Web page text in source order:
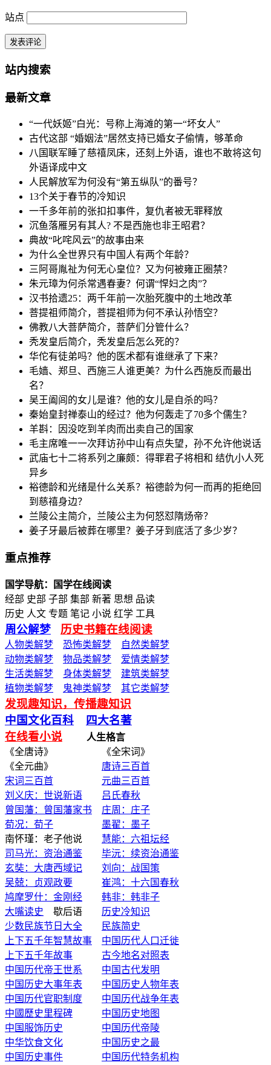
站点
站内搜索
最新文章
“一代妖姬”白光：号称上海滩的第一“坏女人”
古代这部 “婚姻法”居然支持已婚女子偷情，够革命
八国联军睡了慈禧凤床，还刻上外语，谁也不敢将这句
外语译成中文
人民解放军为何没有“第五纵队”的番号？
13个关于春节的冷知识
一千多年前的张扣扣事件，复仇者被无罪释放
沉鱼落雁另有其人? 不是西施也非王昭君？
典故“叱咤风云”的故事由来
为什么全世界只有中国人有两个年龄？
三阿哥胤祉为何无心皇位？又为何被雍正圈禁？
朱元璋为何杀常遇春妻？何谓“悍妇之肉”？
汉书拾遗25：两千年前一次胎死腹中的土地改革
菩提祖师简介，菩提祖师为何不承认孙悟空？
佛教八大菩萨简介，菩萨们分管什么？
秃发皇后简介，秃发皇后怎么死的？
华佗有徒弟吗？他的医术都有谁继承了下来？
毛嫱、郑旦、西施三人谁更美？为什么西施反而最出
名？
吴王阖闾的女儿是谁？他的女儿是自杀的吗？
秦始皇封禅泰山的经过？他为何轰走了70多个儒生？
羊斟：因没吃到羊肉而出卖自己的国家
毛主席唯一一次拜访孙中山有点失望，孙不允许他说话
武庙七十二将系列之廉颇：得罪君子将相和 结仇小人死
异乡
裕德龄和光绪是什么关系？裕德龄为何一而再的拒绝回
到慈禧身边？
兰陵公主简介，兰陵公主为何怒怼隋炀帝？
姜子牙最后被葬在哪里？姜子牙到底活了多少岁？
重点推荐
国学导航：国学在线阅读
经部 史部 子部 集部 新著 思想 品读
历史 人文 专题 笔记 小说 红学 工具
周公解梦 历史书籍在线阅读
人物类解梦 恐怖类解梦
自然类解梦
动物类解梦
物品类解梦
爱情类解梦
生活类解梦
身体类解梦
建筑类解梦
植物类解梦
鬼神类解梦 其它类解梦
发现趣知识，传播趣知识
中国文化百科
四大名著
在线看小说
人生格言
《全唐诗》 《全宋词》
《全元曲》 唐诗三百首
宋词三百首
元曲三百首
刘义庆：世说新语
吕氏春秋
曾国藩：曾国藩家书
庄周：庄子
荀况：荀子
墨翟：墨子
南怀瑾：老子他说 慧能：六祖坛经
司马光：资治通鉴
毕沅：续资治通鉴
玄奘：大唐西域记
刘向：战国策
吴兢：贞观政要
崔鸿：十六国春秋
鸠摩罗什：金刚经
韩非：韩非子
大嘴读史 歇后语 历史冷知识
少数民族节日大全
民族简史
上下五千年智慧故事
中国历代人口迁徙
上下五千年故事
古今地名对照表
中国历代帝王世系
中国古代发明
中国历史大事年表
中国历史人物年表
中国历代官职制度
中国历代战争年表
中國歷史里程碑
中国历史地图
中国服饰历史
中国历代帝陵
中华饮食文化
中国历史之最
中国历史事件
中国历代特务机构